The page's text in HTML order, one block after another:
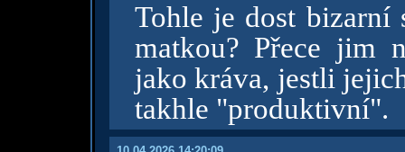
Tohle je dost bizarní
matkou? Přece jim
jako kráva, jestli
takhle "produktivní".